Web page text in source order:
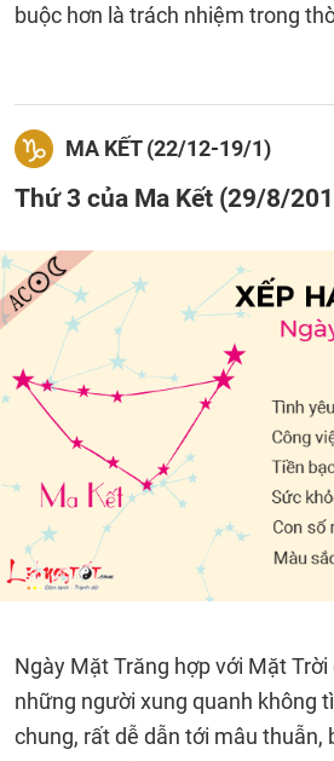
buộc hơn là trách nhiệm trong
MA KẾT (22/12-19/1)
Thứ 3 của Ma Kết (29/8/
Ngày Mặt Trăng hợp với Mặt Trời
những người xung quanh không
chung, rất dễ dẫn tới mâu thuẫn,